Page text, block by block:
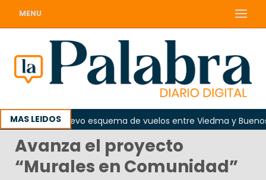
MENU
MAS LEIDOS
regirá nuevo esquema de vuelos entre Viedma y Buenos
Avanza el proyecto
“Murales en Comunidad”